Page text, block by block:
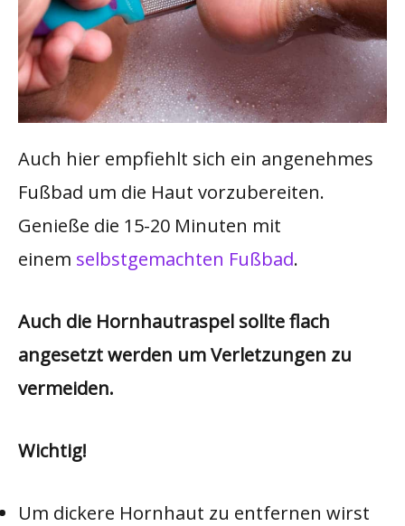
Auch hier empfiehlt sich ein angenehmes
Fußbad um die Haut vorzubereiten.
Genieße die 15-20 Minuten mit
einem selbstgemachten Fußbad.
Auch die Hornhautraspel sollte flach
angesetzt werden um Verletzungen zu
vermeiden.
Wichtig!
Um dickere Hornhaut zu entfernen wirst